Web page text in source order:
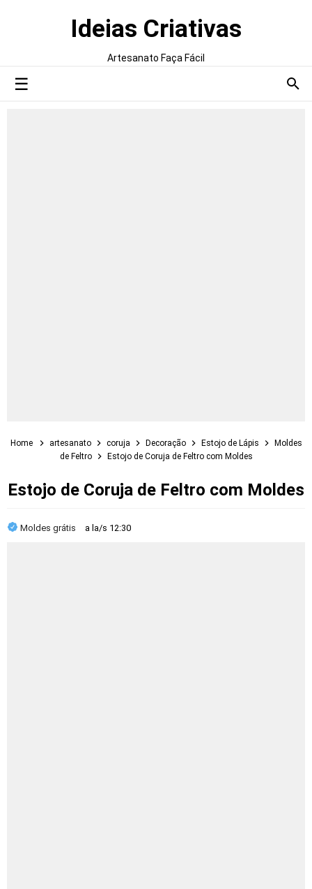
Ideias Criativas
Artesanato Faça Fácil
Home artesanato coruja Decoração Estojo de Lápis
Moldes
de Feltro
Estojo de Coruja de Feltro com Moldes
Estojo de Coruja de Feltro com Moldes
Moldes grátis a la/s 12:30